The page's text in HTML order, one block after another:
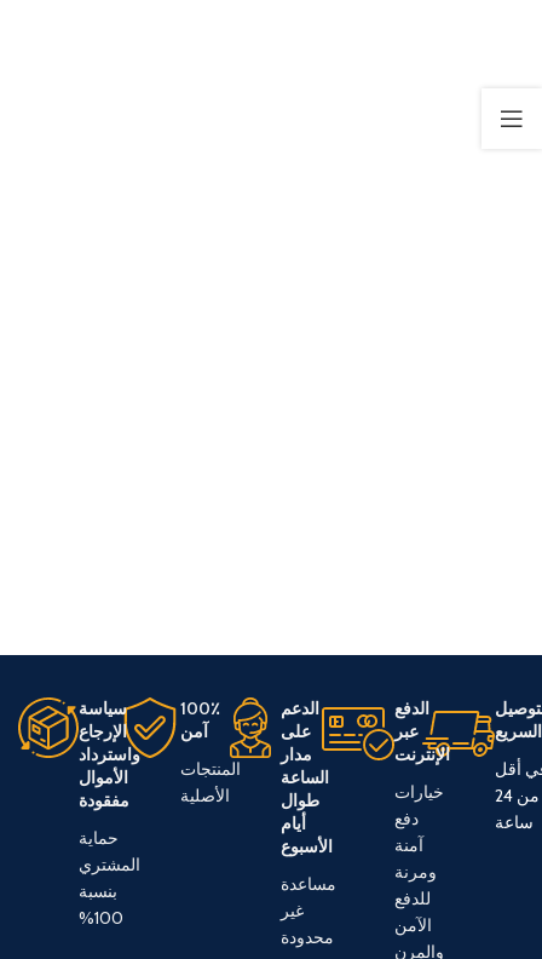
السريع
أقل
من 24
ساعة
الدفع
عبر
الإنترنت
خيارات
دفع
آمنة
ومرنة
للدفع
الآمن
والمرن
الدعم
على
مدار
الساعة
طوال
أيام
الأسبوع
مساعدة
غير
محدودة
100٪
آمن
المنتجات
الأصلية
سياسة
الإرجاع
واسترداد
الأموال
مفقودة
حماية
المشتري
بنسبة
100%